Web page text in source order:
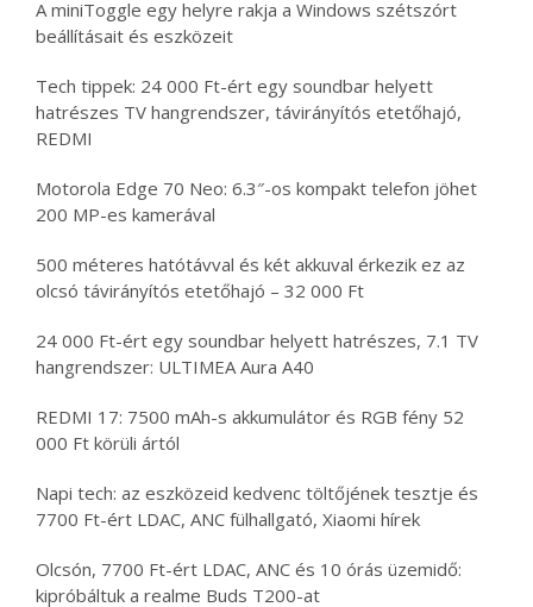
A miniToggle egy helyre rakja a Windows szétszórt
beállításait és eszközeit
Tech tippek: 24 000 Ft-ért egy soundbar helyett
hatrészes TV hangrendszer, távirányítós etetőhajó,
REDMI
Motorola Edge 70 Neo: 6.3″-os kompakt telefon jöhet
200 MP-es kamerával
500 méteres hatótávval és két akkuval érkezik ez az
olcsó távirányítós etetőhajó – 32 000 Ft
24 000 Ft-ért egy soundbar helyett hatrészes, 7.1 TV
hangrendszer: ULTIMEA Aura A40
REDMI 17: 7500 mAh-s akkumulátor és RGB fény 52
000 Ft körüli ártól
Napi tech: az eszközeid kedvenc töltőjének tesztje és
7700 Ft-ért LDAC, ANC fülhallgató, Xiaomi hírek
Olcsón, 7700 Ft-ért LDAC, ANC és 10 órás üzemidő:
kipróbáltuk a realme Buds T200-at